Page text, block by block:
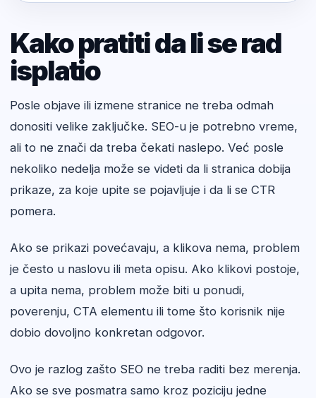
Kako pratiti da li se rad
isplatio
Posle objave ili izmene stranice ne treba odmah
donositi velike zaključke. SEO-u je potrebno vreme,
ali to ne znači da treba čekati naslepo. Već posle
nekoliko nedelja može se videti da li stranica dobija
prikaze, za koje upite se pojavljuje i da li se CTR
pomera.
Ako se prikazi povećavaju, a klikova nema, problem
je često u naslovu ili meta opisu. Ako klikovi postoje,
a upita nema, problem može biti u ponudi,
poverenju, CTA elementu ili tome što korisnik nije
dobio dovoljno konkretan odgovor.
Ovo je razlog zašto SEO ne treba raditi bez merenja.
Ako se sve posmatra samo kroz poziciju jedne